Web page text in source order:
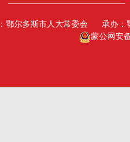
包头人大
巴彦淖尔市人大
鄂尔多斯市人大常委会
承办：
蒙公网安